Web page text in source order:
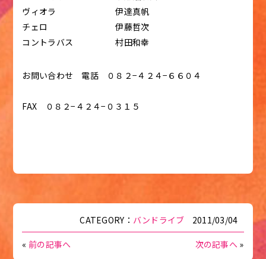
ヴィオラ 伊達真帆
チェロ 伊藤哲次
コントラバス 村田和幸
お問い合わせ 電話 ０８２−４２４−６６０４
FAX ０８２−４２４−０３１５
CATEGORY： バンドライブ 2011/03/04
« 前の記事へ 次の記事へ »